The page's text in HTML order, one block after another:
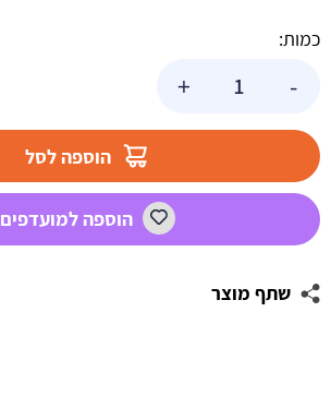
כמות:
-
לדוכן
+
הוספה לסל
הוספה למועדפים
שתף מוצר